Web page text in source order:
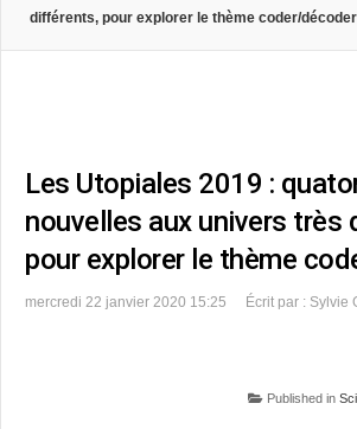
différents, pour explorer le thème coder/décoder
Les Utopiales 2019 :
nouvelles aux univers très
pour explorer le thème
mercredi 22 janvier 2020 15:25 Écrit par : Sylvie
Published in